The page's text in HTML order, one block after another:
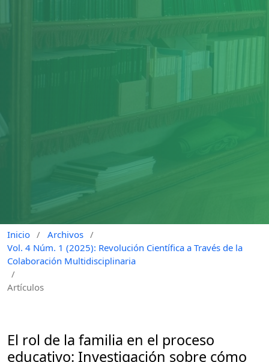
Inicio / Archivos /
Vol. 4 Núm. 1 (2025): Revolución Científica a Través de la
Colaboración Multidisciplinaria
/
Artículos
El rol de la familia en el proceso
educativo: Investigación sobre cómo